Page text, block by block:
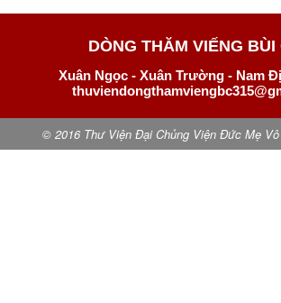
DÒNG THĂM VIẾNG BÙI
Xuân Ngọc - Xuân Trường - Nam
© 2016 Thư Viện Đại Chủng Viện Đức Mẹ